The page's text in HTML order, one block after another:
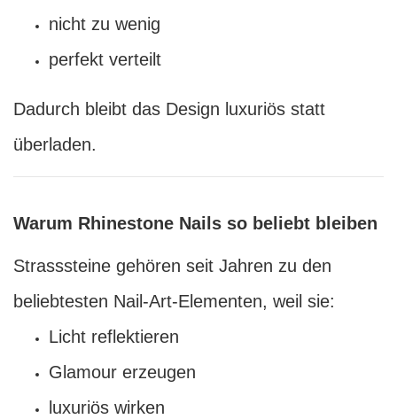
nicht zu wenig
perfekt verteilt
Dadurch bleibt das Design luxuriös statt
überladen.
Warum Rhinestone Nails so beliebt bleiben
Strasssteine gehören seit Jahren zu den
beliebtesten Nail-Art-Elementen, weil sie:
Licht reflektieren
Glamour erzeugen
luxuriös wirken